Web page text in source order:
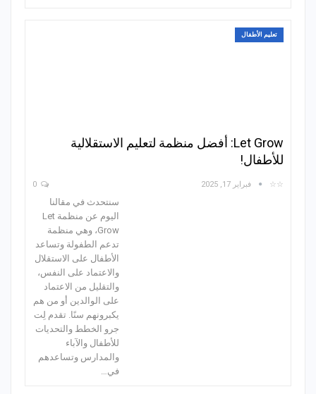
تعليم الأطفال
Let Grow: أفضل منظمة لتعليم الاستقلالية
للأطفال!
☆☆ فبراير 17, 2025
سنتحدث في مقالنا
اليوم عن منظمة Let
Grow، وهي منظمة
تدعم الطفولة وتساعد
الأطفال على الاستقلال
والاعتماد على النفس،
والتقليل من الاعتماد
على الوالدين أو من هم
يكبرونهم سنًا. تقدم لِت
جرو الخطط والتحديات
للأطفال والآباء
والمدارس وتساعدهم
في…